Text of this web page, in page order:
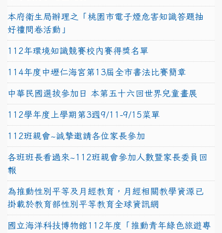
本府衛生局辦理之「桃園市電子煙危害知識答題抽
好禮問卷活動」
112年環境知識競賽校內賽得獎名單
114年度中壢仁海宮第13屆全市書法比賽簡章
中華民國選拔參加日 本第五十六回世界兒童畫展
112學年度上學期第3週9/11-9/15菜單
112班親會~誠摯邀請各位家長參加
各班班長看過來~112班親會參加人數暨家長委員回
報
為推動性別平等及月經教育，月經相關教學資源已
掛載於教育部性別平等教育全球資訊網
國立海洋科技博物館112年度「推動青年綠色旅遊專